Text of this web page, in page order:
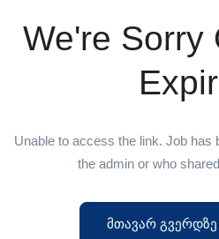
We're Sorry
Unable to access the link. Job has
the admin or who
მთავარ